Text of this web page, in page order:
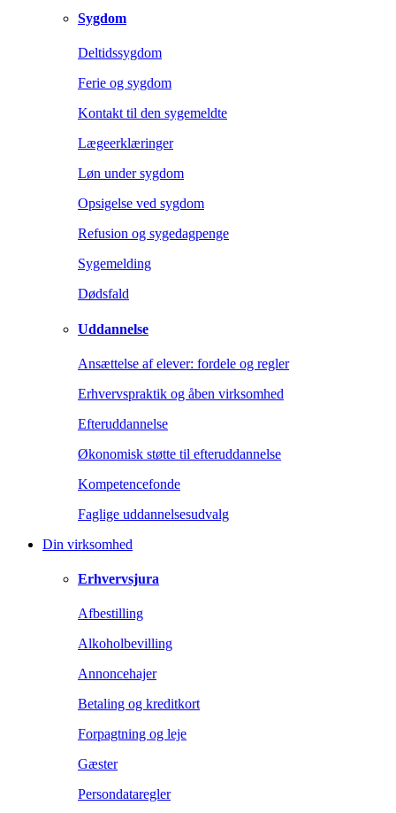
Sygdom
Deltidssygdom
Ferie og sygdom
Kontakt til den sygemeldte
Lægeerklæringer
Løn under sygdom
Opsigelse ved sygdom
Refusion og sygedagpenge
Sygemelding
Dødsfald
Uddannelse
Ansættelse af elever: fordele og regler
Erhvervspraktik og åben virksomhed
Efteruddannelse
Økonomisk støtte til efteruddannelse
Kompetencefonde
Faglige uddannelsesudvalg
Din virksomhed
Erhvervsjura
Afbestilling
Alkoholbevilling
Annoncehajer
Betaling og kreditkort
Forpagtning og leje
Gæster
Persondataregler